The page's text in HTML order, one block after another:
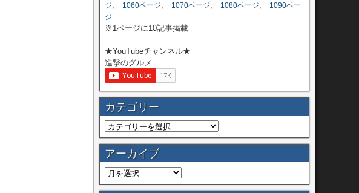
ジ, 1060ページ, 1070ページ, 1080ページ,
1090ペー
ジ
※1ページに10記事掲載
★YouTubeチャンネル★
進撃のグルメ
カテゴリー
アーカイブ